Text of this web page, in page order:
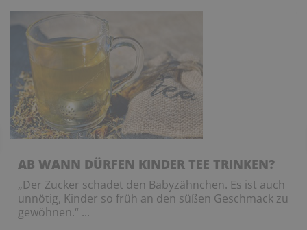
AB WANN DÜRFEN KINDER TEE TRINKEN?
„Der Zucker schadet den Babyzähnchen. Es ist auch
unnötig, Kinder so früh an den süßen Geschmack zu
gewöhnen.“ ...